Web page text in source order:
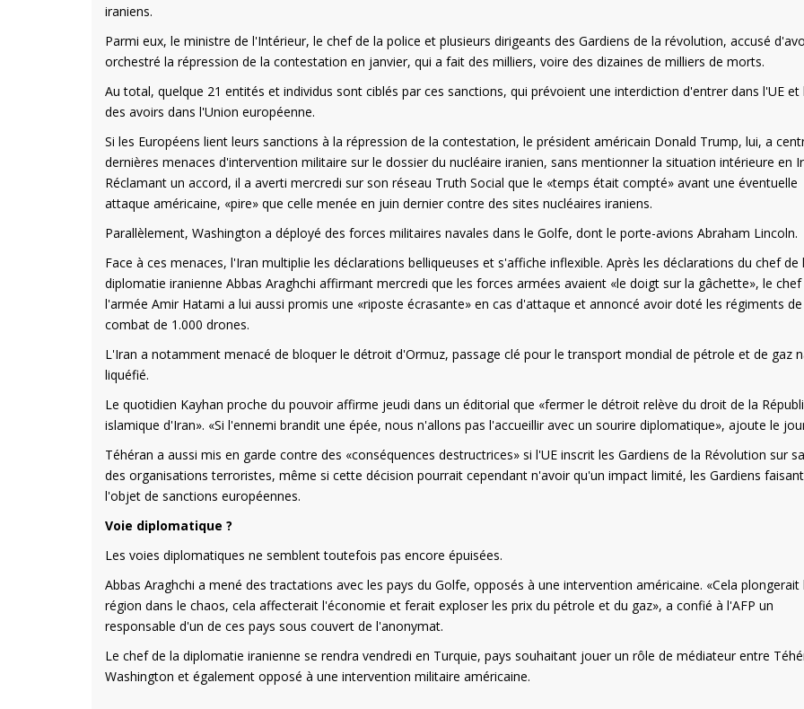
iraniens.
Parmi eux, le ministre de l'Intérieur, le chef de la police et plusieurs dirigeants des Gardiens de la révolution, accusé
orchestré la répression de la contestation en janvier, qui a fait des milliers, voire des dizaines de milliers de morts.
Au total, quelque 21 entités et individus sont ciblés par ces sanctions, qui prévoient une interdiction d'entrer dans l'UE et
des avoirs dans l'Union européenne.
Si les Européens lient leurs sanctions à la répression de la contestation, le président américain Donald Trump, lui, a
dernières menaces d'intervention militaire sur le dossier du nucléaire iranien, sans mentionner la situation intérieure en
Réclamant un accord, il a averti mercredi sur son réseau Truth Social que le «temps était compté» avant une éventuelle
attaque américaine, «pire» que celle menée en juin dernier contre des sites nucléaires iraniens.
Parallèlement, Washington a déployé des forces militaires navales dans le Golfe, dont le porte-avions Abraham Lincoln.
Face à ces menaces, l'Iran multiplie les déclarations belliqueuses et s'affiche inflexible. Après les déclarations du chef de
diplomatie iranienne Abbas Araghchi affirmant mercredi que les forces armées avaient «le doigt sur la gâchette», le chef
l'armée Amir Hatami a lui aussi promis une «riposte écrasante» en cas d'attaque et annoncé avoir doté les régiments de
combat de 1.000 drones.
L'Iran a notamment menacé de bloquer le détroit d'Ormuz, passage clé pour le transport mondial de pétrole et de gaz
liquéfié.
Le quotidien Kayhan proche du pouvoir affirme jeudi dans un éditorial que «fermer le détroit relève du droit de la
islamique d'Iran». «Si l'ennemi brandit une épée, nous n'allons pas l'accueillir avec un sourire diplomatique», ajoute le
Téhéran a aussi mis en garde contre des «conséquences destructrices» si l'UE inscrit les Gardiens de la Révolution sur
des organisations terroristes, même si cette décision pourrait cependant n'avoir qu'un impact limité, les Gardiens
l'objet de sanctions européennes.
Voie diplomatique ?
Les voies diplomatiques ne semblent toutefois pas encore épuisées.
Abbas Araghchi a mené des tractations avec les pays du Golfe, opposés à une intervention américaine. «Cela plongerait
région dans le chaos, cela affecterait l'économie et ferait exploser les prix du pétrole et du gaz», a confié à l'AFP un
responsable d'un de ces pays sous couvert de l'anonymat.
Le chef de la diplomatie iranienne se rendra vendredi en Turquie, pays souhaitant jouer un rôle de médiateur entre
Washington et également opposé à une intervention militaire américaine.